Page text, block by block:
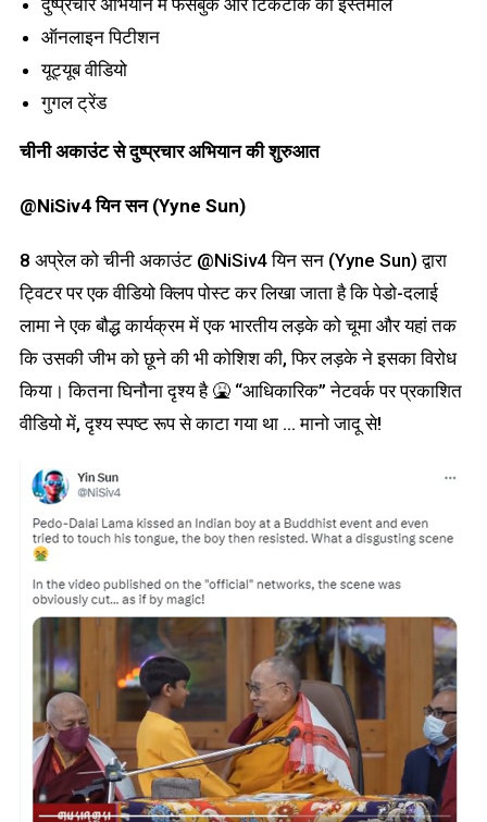
दुष्प्रचार अभियान में फेसबुक और टिकटॉक का इस्तेमाल
ऑनलाइन पिटीशन
यूट्यूब वीडियो
गुगल ट्रेंड
चीनी अकाउंट से दुष्प्रचार अभियान की शुरुआत
@NiSiv4 यिन सन (Yyne Sun)
8 अप्रेल को चीनी अकाउंट @NiSiv4 यिन सन (Yyne Sun) द्वारा
ट्विटर पर एक वीडियो क्लिप पोस्ट कर लिखा जाता है कि पेडो-दलाई
लामा ने एक बौद्ध कार्यक्रम में एक भारतीय लड़के को चूमा और यहां तक
कि उसकी जीभ को छूने की भी कोशिश की, फिर लड़के ने इसका विरोध
किया। कितना घिनौना दृश्य है 🤮 “आधिकारिक” नेटवर्क पर प्रकाशित
वीडियो में, दृश्य स्पष्ट रूप से काटा गया था … मानो जादू से!